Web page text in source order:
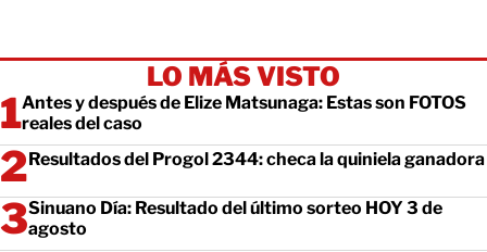
LO MÁS VISTO
Antes y después de Elize Matsunaga: Estas son FOTOS
reales del caso
Resultados del Progol 2344: checa la quiniela ganadora
Sinuano Día: Resultado del último sorteo HOY 3 de
agosto